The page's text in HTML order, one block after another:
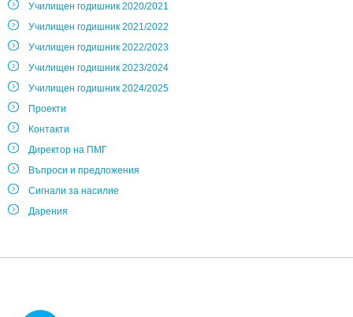
Училищен годишник 2020/2021
Училищен годишник 2021/2022
Училищен годишник 2022/2023
Училищен годишник 2023/2024
Училищен годишник 2024/2025
Проекти
Контакти
Директор на ПМГ
Въпроси и предложения
Сигнали за насилие
Дарения